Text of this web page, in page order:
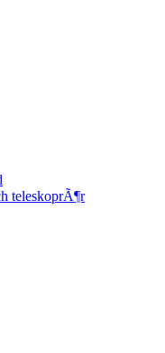
teleskoprÃ¶r